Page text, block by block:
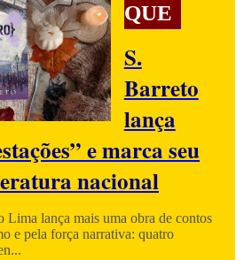
QUE
S.
Barreto
lança
e marca seu
nacional
Lima lança mais uma obra de contos
e pela força narrativa: quatro